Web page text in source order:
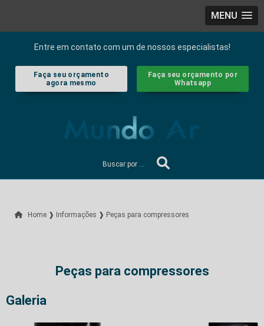
MENU
Entre em contato com um de nossos especialistas!
Faça seu orçamento
agora mesmo
Faça seu orçamento por
Whatsapp
Home ❱ Informações ❱ Peças para compressores
Peças para compressores
Galeria